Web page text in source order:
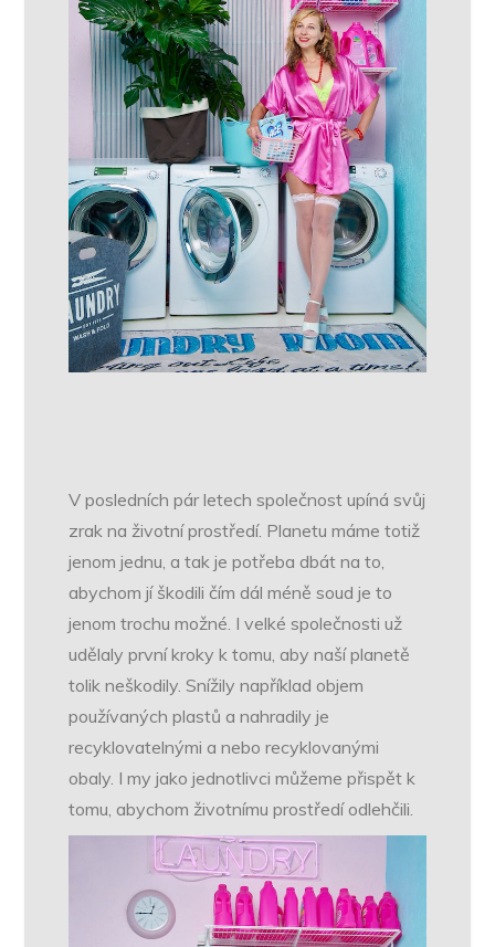
V posledních pár letech společnost upíná svůj
zrak na životní prostředí. Planetu máme totiž
jenom jednu, a tak je potřeba dbát na to,
abychom jí škodili čím dál méně soud je to
jenom trochu možné. I velké společnosti už
udělaly první kroky k tomu, aby naší planetě
tolik neškodily. Snížily například objem
používaných plastů a nahradily je
recyklovatelnými a nebo recyklovanými
obaly. I my jako jednotlivci můžeme přispět k
tomu, abychom životnímu prostředí odlehčili.